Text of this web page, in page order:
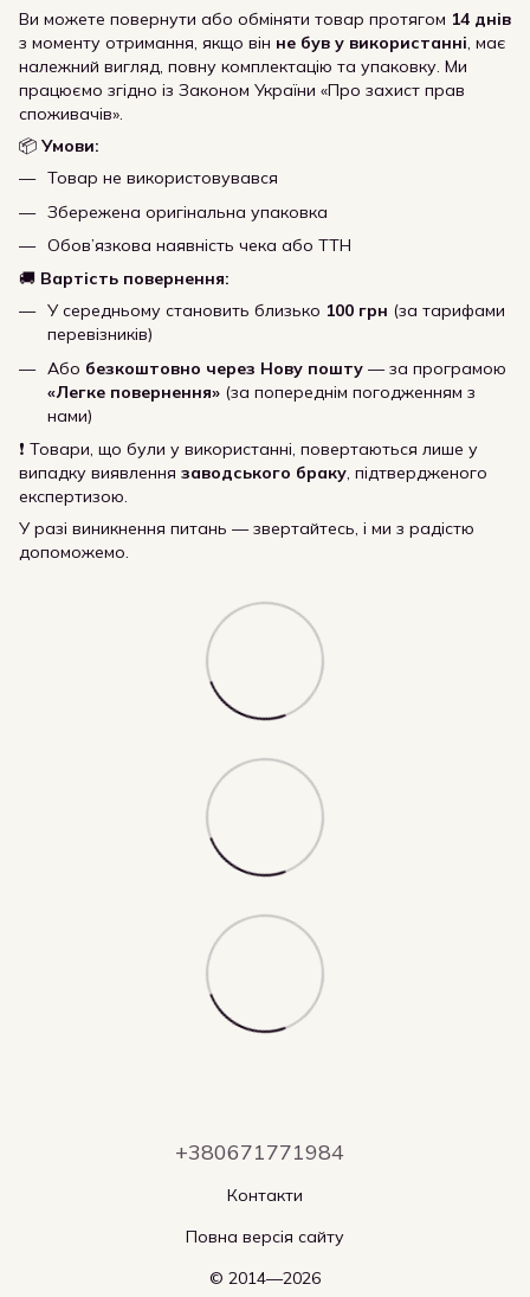
Ви можете повернути або обміняти товар протягом 14 днів
з моменту отримання, якщо він не був у використанні, має
належний вигляд, повну комплектацію та упаковку. Ми
працюємо згідно із Законом України «Про захист прав
споживачів».
📦 Умови:
Товар не використовувався
Збережена оригінальна упаковка
Обов’язкова наявність чека або ТТН
🚚 Вартість повернення:
У середньому становить близько 100 грн (за тарифами
перевізників)
Або безкоштовно через Нову пошту — за програмою
«Легке повернення» (за попереднім погодженням з
нами)
❗ Товари, що були у використанні, повертаються лише у
випадку виявлення заводського браку, підтвердженого
експертизою.
У разі виникнення питань — звертайтесь, і ми з радістю
допоможемо.
+380671771984
Контакти
Повна версія сайту
© 2014—2026